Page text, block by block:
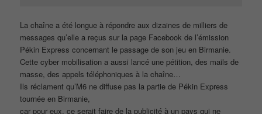
La chaîne a été longue à répondre aux dizaines de milliers de
messages qu’elle a reçus sur la page Facebook de l’émission
Pékin Express concernant le passage de son jeu en Birmanie.
Cette cyber mobilisation a aussi lancé une pétition, des mails de
masse, des appels téléphoniques à la chaîne…
Ils réclament qu’M6 ne diffuse pas la partie de Pékin Express
tournée en Birmanie,
car pour eux, ce serait faire de la publicité à un pays qui ne